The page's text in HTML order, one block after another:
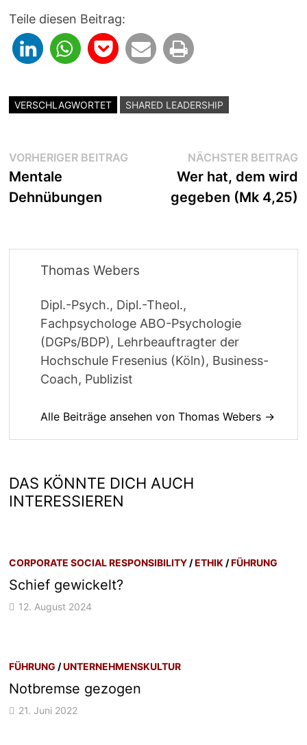
Teile diesen Beitrag:
VERSCHLAGWORTET SHARED LEADERSHIP
Beitragsnavigation
VORHERIGER BEITRAG Vorheriger
Mentale
Dehnübungen
NÄCHSTER BEITRAG
Wer hat, dem wird
gegeben (Mk 4,25)
Thomas Webers
Dipl.-Psych., Dipl.-Theol.,
Fachpsychologe ABO-Psychologie
(DGPs/BDP), Lehrbeauftragter der
Hochschule Fresenius (Köln), Business-
Coach, Publizist
Alle Beiträge ansehen von Thomas Webers →
DAS KÖNNTE DICH AUCH
INTERESSIEREN
CORPORATE SOCIAL RESPONSIBILITY /ETHIK /FÜHRUNG
Schief gewickelt?
12. August 2024
FÜHRUNG /UNTERNEHMENSKULTUR
Notbremse gezogen
21. Juni 2022